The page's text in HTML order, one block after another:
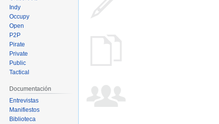
Indy
Occupy
Open
P2P
Pirate
Private
Public
Tactical
Documentación
Entrevistas
Manifiestos
Biblioteca